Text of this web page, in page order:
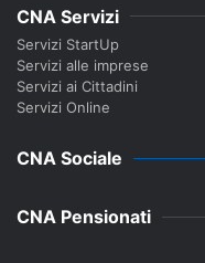
CNA Servizi
Servizi StartUp
Servizi alle imprese
Servizi ai Cittadini
Servizi Online
CNA Sociale
CNA Pensionati